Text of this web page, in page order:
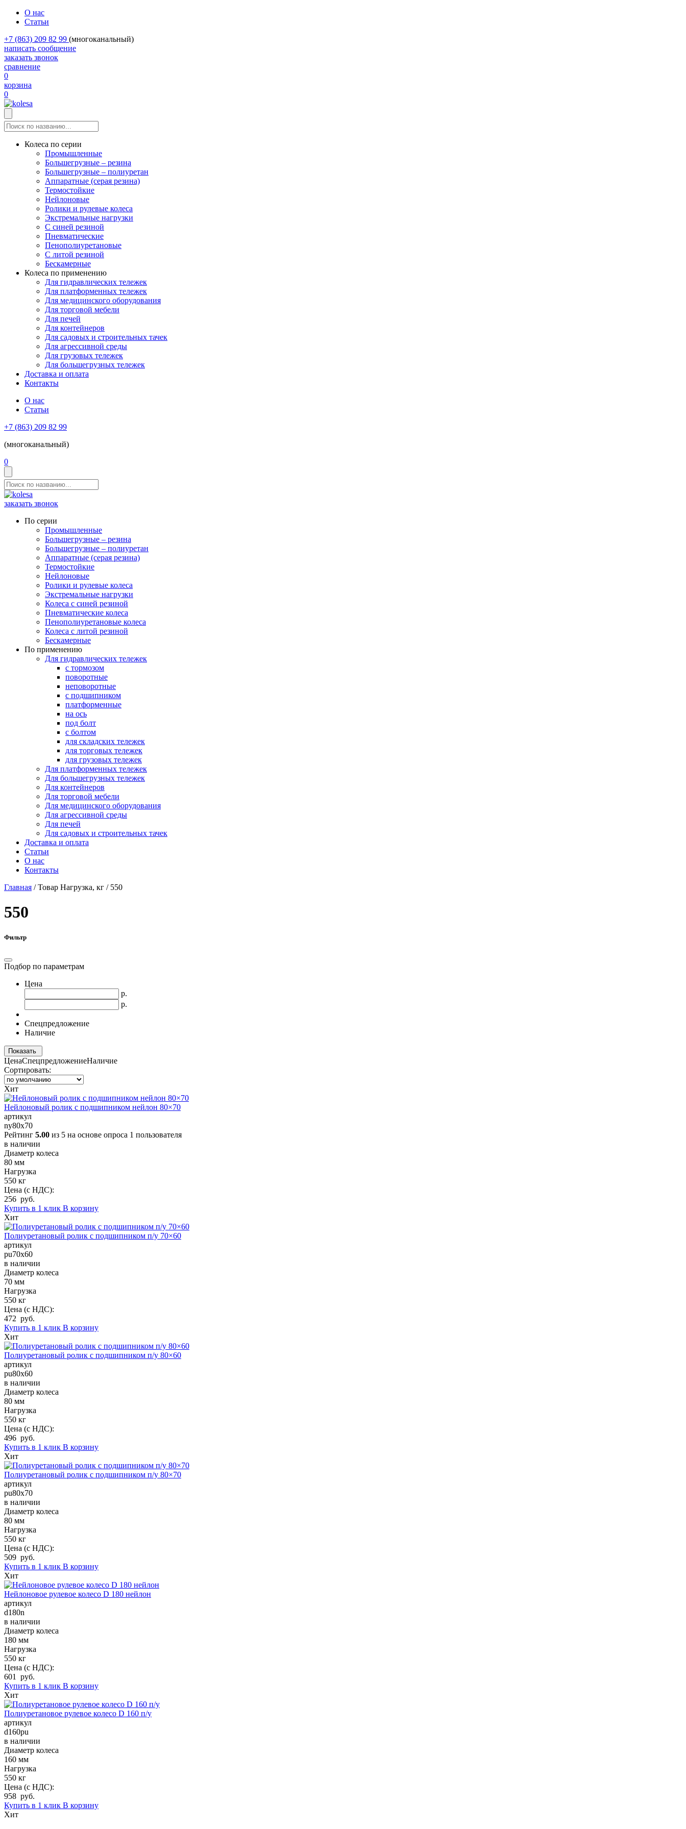
О нас
Статьи
+7 (863) 209 82 99 (многоканальный)
написать сообщение
заказать звонок
сравнение
0
корзина
0
Колеса по серии
Промышленные
Большегрузные – резина
Большегрузные – полиуретан
Аппаратные (серая резина)
Термостойкие
Нейлоновые
Ролики и рулевые колеса
Экстремальные нагрузки
С синей резиной
Пневматические
Пенополиуретановые
С литой резиной
Бескамерные
Колеса по применению
Для гидравлических тележек
Для платформенных тележек
Для медицинского оборудования
Для торговой мебели
Для печей
Для контейнеров
Для садовых и строительных тачек
Для агрессивной среды
Для грузовых тележек
Для большегрузных тележек
Доставка и оплата
Контакты
О нас
Статьи
+7 (863) 209 82 99
(многоканальный)
0
заказать звонок
По серии
Промышленные
Большегрузные – резина
Большегрузные – полиуретан
Аппаратные (серая резина)
Термостойкие
Нейлоновые
Ролики и рулевые колеса
Экстремальные нагрузки
Колеса с синей резиной
Пневматические колеса
Пенополиуретановые колеса
Колеса с литой резиной
Бескамерные
По применению
Для гидравлических тележек
с тормозом
поворотные
неповоротные
с подшипником
платформенные
на ось
под болт
с болтом
для складских тележек
для торговых тележек
для грузовых тележек
Для платформенных тележек
Для большегрузных тележек
Для контейнеров
Для торговой мебели
Для медицинского оборудования
Для агрессивной среды
Для печей
Для садовых и строительных тачек
Доставка и оплата
Статьи
О нас
Контакты
Главная /Товар Нагрузка, кг / 550
550
Фильтр
Подбор по параметрам
Цена
р.
р.
Спецпредложение
Наличие
Показать
ЦенаСпецпредложениеНаличие
Сортировать:
Хит
Нейлоновый ролик с подшипником нейлон 80×70
артикул
ny80x70
Рейтинг 5.00 из 5 на основе опроса 1 пользователя
в наличии
Диаметр колеса
80 мм
Нагрузка
550 кг
Цена (с НДС):
256 руб.
Купить в 1 клик В корзину
Хит
Полиуретановый ролик с подшипником п/у 70×60
артикул
pu70x60
в наличии
Диаметр колеса
70 мм
Нагрузка
550 кг
Цена (с НДС):
472 руб.
Купить в 1 клик В корзину
Хит
Полиуретановый ролик с подшипником п/у 80×60
артикул
pu80x60
в наличии
Диаметр колеса
80 мм
Нагрузка
550 кг
Цена (с НДС):
496 руб.
Купить в 1 клик В корзину
Хит
Полиуретановый ролик с подшипником п/у 80×70
артикул
pu80x70
в наличии
Диаметр колеса
80 мм
Нагрузка
550 кг
Цена (с НДС):
509 руб.
Купить в 1 клик В корзину
Хит
Нейлоновое рулевое колесо D 180 нейлон
артикул
d180n
в наличии
Диаметр колеса
180 мм
Нагрузка
550 кг
Цена (с НДС):
601 руб.
Купить в 1 клик В корзину
Хит
Полиуретановое рулевое колесо D 160 п/у
артикул
d160pu
в наличии
Диаметр колеса
160 мм
Нагрузка
550 кг
Цена (с НДС):
958 руб.
Купить в 1 клик В корзину
Хит